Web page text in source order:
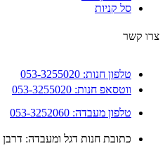
סל קניות
קשר
טלפון חנות: 053-3255020
ווטסאפ חנות: 053-3255020
טלפון מעבדה: 053-3252060
כתובת חנות דגל ומעבדה: דרבן 150 בפנינת אילת מול מול-הים